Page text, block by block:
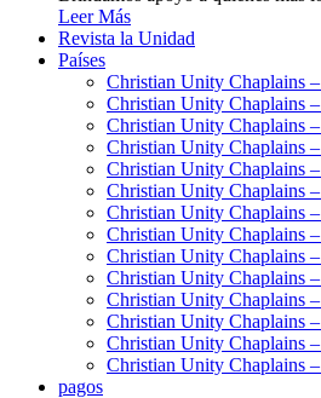
Leer Más
Revista la Unidad
Países
Christian Unity Chaplains
Christian Unity Chaplains
Christian Unity Chaplains
Christian Unity Chaplains
Christian Unity Chaplains
Christian Unity Chaplains
Christian Unity Chaplains
Christian Unity Chaplains
Christian Unity Chaplains
Christian Unity Chaplains –
Christian Unity Chaplains
Christian Unity Chaplains
Christian Unity Chaplains
Christian Unity Chaplains
pagos